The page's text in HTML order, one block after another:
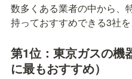
数多くある業者の中から、
持っておすすめできる3社を
第1位：東京ガスの機
に最もおすすめ）